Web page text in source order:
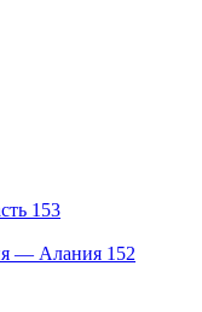
153
— Алания 152